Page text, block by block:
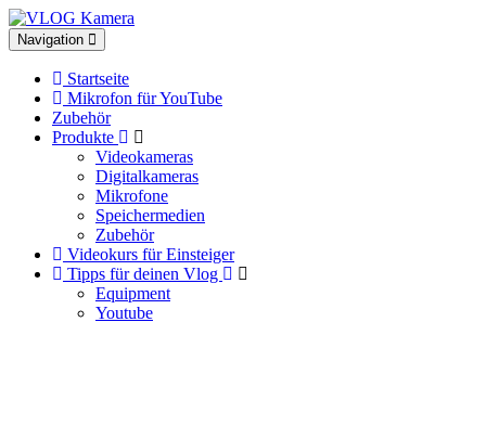
Toggle
navigation
Navigation
Startseite
Mikrofon für YouTube
Zubehör
Produkte
Videokameras
Digitalkameras
Mikrofone
Speichermedien
Zubehör
Videokurs für Einsteiger
Tipps für deinen Vlog
Equipment
Youtube